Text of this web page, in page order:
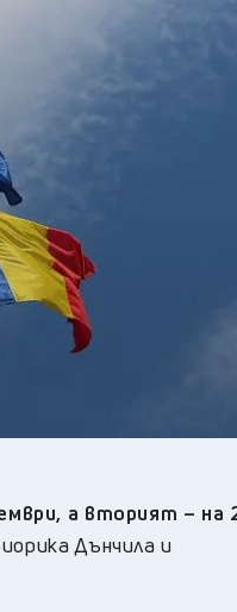
а вторият – на
Дънчила и